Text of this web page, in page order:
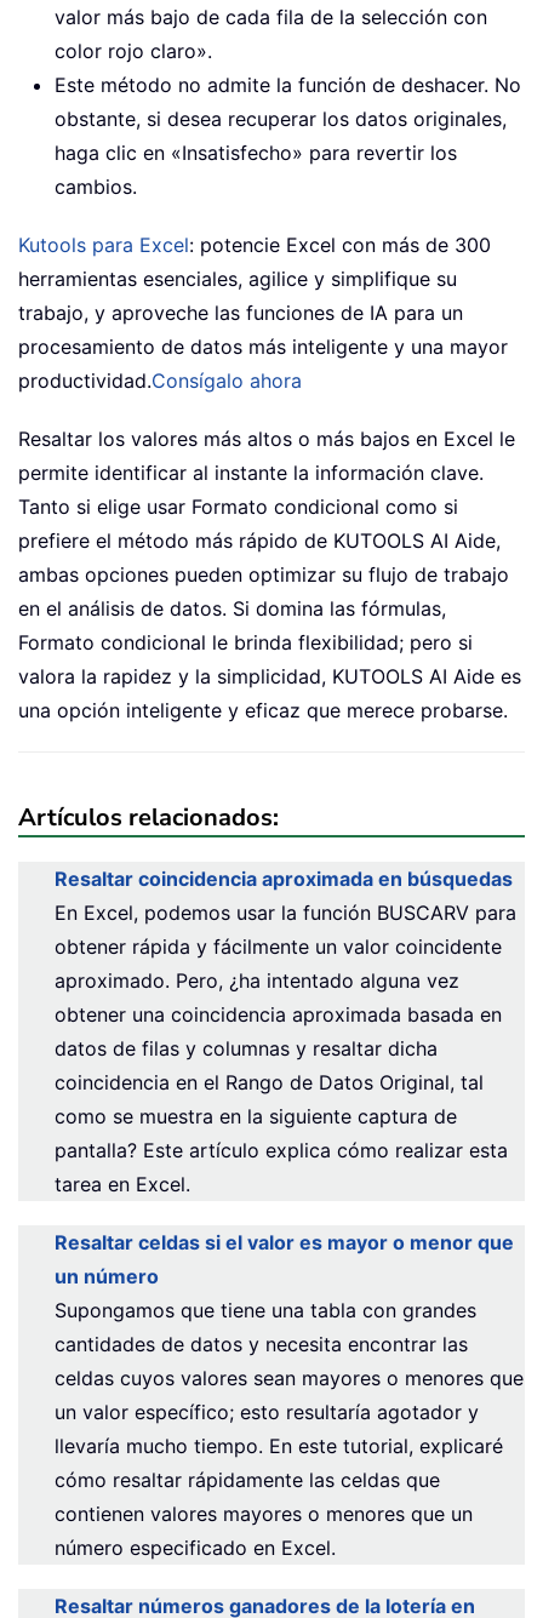
valor más bajo de cada fila de la selección con
color rojo claro».
Este método no admite la función de deshacer. No
obstante, si desea recuperar los datos originales,
haga clic en «Insatisfecho» para revertir los
cambios.
Kutools para Excel: potencie Excel con más de 300
herramientas esenciales, agilice y simplifique su
trabajo, y aproveche las funciones de IA para un
procesamiento de datos más inteligente y una mayor
productividad.Consígalo ahora
Resaltar los valores más altos o más bajos en Excel le
permite identificar al instante la información clave.
Tanto si elige usar Formato condicional como si
prefiere el método más rápido de KUTOOLS AI Aide,
ambas opciones pueden optimizar su flujo de trabajo
en el análisis de datos. Si domina las fórmulas,
Formato condicional le brinda flexibilidad; pero si
valora la rapidez y la simplicidad, KUTOOLS AI Aide es
una opción inteligente y eficaz que merece probarse.
Artículos relacionados:
Resaltar coincidencia aproximada en búsquedas
En Excel, podemos usar la función BUSCARV para
obtener rápida y fácilmente un valor coincidente
aproximado. Pero, ¿ha intentado alguna vez
obtener una coincidencia aproximada basada en
datos de filas y columnas y resaltar dicha
coincidencia en el Rango de Datos Original, tal
como se muestra en la siguiente captura de
pantalla? Este artículo explica cómo realizar esta
tarea en Excel.
Resaltar celdas si el valor es mayor o menor que
un número
Supongamos que tiene una tabla con grandes
cantidades de datos y necesita encontrar las
celdas cuyos valores sean mayores o menores que
un valor específico; esto resultaría agotador y
llevaría mucho tiempo. En este tutorial, explicaré
cómo resaltar rápidamente las celdas que
contienen valores mayores o menores que un
número especificado en Excel.
Resaltar números ganadores de la lotería en